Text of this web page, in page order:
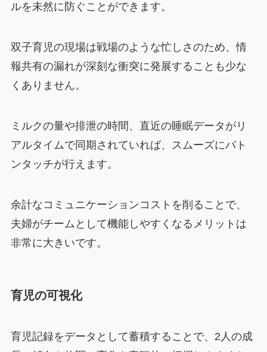
ルを未然に防ぐことができます。
双子育児の現場は戦場のような忙しさのため、情
報共有の漏れが深刻な衝突に発展することも少な
くありません。
ミルクの量や排泄の時間、直近の睡眠データがリ
アルタイムで同期されていれば、スムーズにバト
ンタッチが行えます。
余計なコミュニケーションコストを削ることで、
夫婦がチームとして機能しやすくなるメリットは
非常に大きいです。
育児の可視化
育児記録をデータとして蓄積することで、2人の成